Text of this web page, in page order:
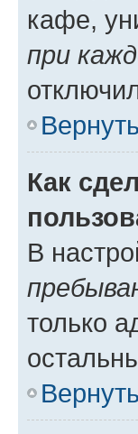
кафе,
при
Как
В
только